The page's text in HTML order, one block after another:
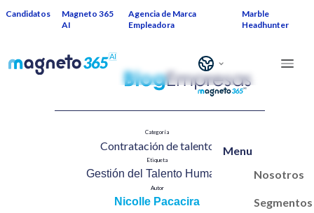
Candidatos
Magneto 365
AI
Agencia de Marca
Empleadora
Marble
Headhunter
Menu
Nosotros
Segmentos
Categoría
Contratación de talent​o
Etiqueta
Gestión del Talento Humano​
Autor
Nicolle Pacacira